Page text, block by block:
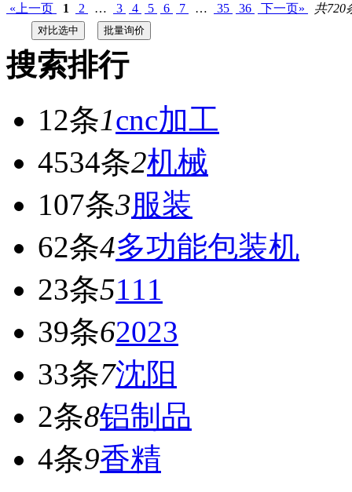
«上一页 1 2 … 3 4 5 6 7 … 35 36 下一页» 共720
搜索排行
12条1cnc加工
4534条2机械
107条3服装
62条4多功能包装机
23条5111
39条62023
33条7沈阳
2条8铝制品
4条9香精